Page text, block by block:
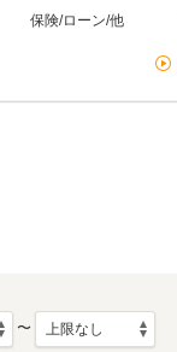
保険/ローン/他
〜